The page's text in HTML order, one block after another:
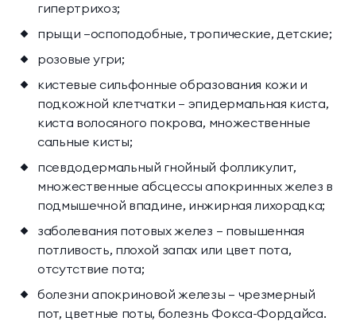
гипертрихоз;
прыщи —оспоподобные, тропические, детские;
розовые угри;
кистевые сильфонные образования кожи и
подкожной клетчатки — эпидермальная киста,
киста волосяного покрова, множественные
сальные кисты;
псевдодермальный гнойный фолликулит,
множественные абсцессы апокринных желез в
подмышечной впадине, инжирная лихорадка;
заболевания потовых желез — повышенная
потливость, плохой запах или цвет пота,
отсутствие пота;
болезни апокриновой железы — чрезмерный
пот, цветные поты, болезнь Фокса-Фордайса.